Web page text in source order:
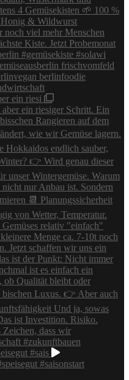
ein riesi
#sais